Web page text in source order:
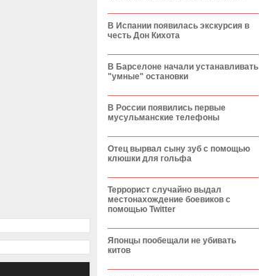
В Испании появилась экскурсия в
честь Дон Кихота
В Барселоне начали устанавливать
"умные" остановки
В России появились первые
мусульманские телефоны
Отец вырвал сыну зуб с помощью
клюшки для гольфа
Террорист случайно выдал
местонахождение боевиков с
помощью Twitter
Японцы пообещали не убивать
китов